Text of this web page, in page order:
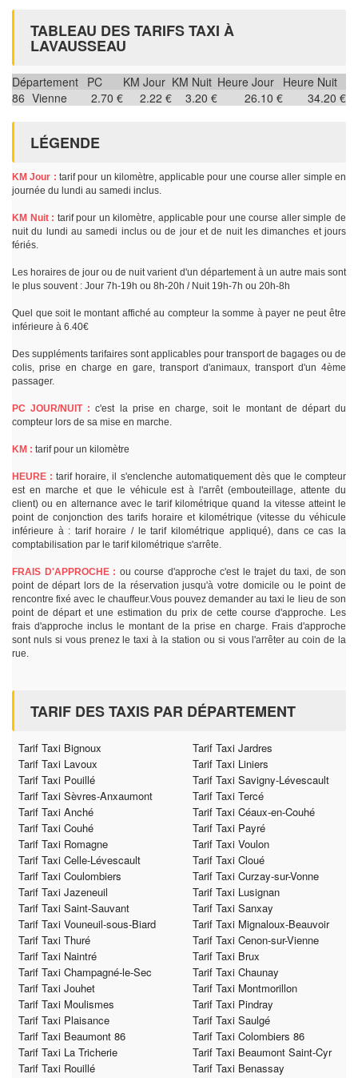
TABLEAU DES TARIFS TAXI À
LAVAUSSEAU
Département PC KM Jour KM Nuit Heure Jour Heure Nuit
86 Vienne 2.70 € 2.22 € 3.20 € 26.10 € 34.20 €
LÉGENDE
KM Jour : tarif pour un kilomètre, applicable pour une course aller simple en
journée du lundi au samedi inclus.
KM Nuit : tarif pour un kilomètre, applicable pour une course aller simple de
nuit du lundi au samedi inclus ou de jour et de nuit les dimanches et jours
fériés.
Les horaires de jour ou de nuit varient d'un département à un autre mais sont
le plus souvent : Jour 7h-19h ou 8h-20h / Nuit 19h-7h ou 20h-8h
Quel que soit le montant affiché au compteur la somme à payer ne peut être
inférieure à 6.40€
Des suppléments tarifaires sont applicables pour transport de bagages ou de
colis, prise en charge en gare, transport d'animaux, transport d'un 4ème
passager.
PC JOUR/NUIT : c'est la prise en charge, soit le montant de départ du
compteur lors de sa mise en marche.
KM : tarif pour un kilomètre
HEURE : tarif horaire, il s'enclenche automatiquement dès que le compteur
est en marche et que le véhicule est à l'arrêt (embouteillage, attente du
client) ou en alternance avec le tarif kilométrique quand la vitesse atteint le
point de conjonction des tarifs horaire et kilométrique (vitesse du véhicule
inférieure à : tarif horaire / le tarif kilométrique appliqué), dans ce cas la
comptabilisation par le tarif kilométrique s'arrête.
FRAIS D'APPROCHE : ou course d'approche c'est le trajet du taxi, de son
point de départ lors de la réservation jusqu'à votre domicile ou le point de
rencontre fixé avec le chauffeur.Vous pouvez demander au taxi le lieu de son
point de départ et une estimation du prix de cette course d'approche. Les
frais d'approche inclus le montant de la prise en charge. Frais d'approche
sont nuls si vous prenez le taxi à la station ou si vous l'arrêter au coin de la
rue.
TARIF DES TAXIS PAR DÉPARTEMENT
Tarif Taxi Bignoux
Tarif Taxi Jardres
Tarif Taxi Lavoux
Tarif Taxi Liniers
Tarif Taxi Pouillé
Tarif Taxi Savigny-Lévescault
Tarif Taxi Sèvres-Anxaumont
Tarif Taxi Tercé
Tarif Taxi Anché
Tarif Taxi Céaux-en-Couhé
Tarif Taxi Couhé
Tarif Taxi Payré
Tarif Taxi Romagne
Tarif Taxi Voulon
Tarif Taxi Celle-Lévescault
Tarif Taxi Cloué
Tarif Taxi Coulombiers
Tarif Taxi Curzay-sur-Vonne
Tarif Taxi Jazeneuil
Tarif Taxi Lusignan
Tarif Taxi Saint-Sauvant
Tarif Taxi Sanxay
Tarif Taxi Vouneuil-sous-Biard
Tarif Taxi Mignaloux-Beauvoir
Tarif Taxi Thuré
Tarif Taxi Cenon-sur-Vienne
Tarif Taxi Naintré
Tarif Taxi Brux
Tarif Taxi Champagné-le-Sec
Tarif Taxi Chaunay
Tarif Taxi Jouhet
Tarif Taxi Montmorillon
Tarif Taxi Moulismes
Tarif Taxi Pindray
Tarif Taxi Plaisance
Tarif Taxi Saulgé
Tarif Taxi Beaumont 86
Tarif Taxi Colombiers 86
Tarif Taxi La Tricherie
Tarif Taxi Beaumont Saint-Cyr
Tarif Taxi Rouillé
Tarif Taxi Benassay